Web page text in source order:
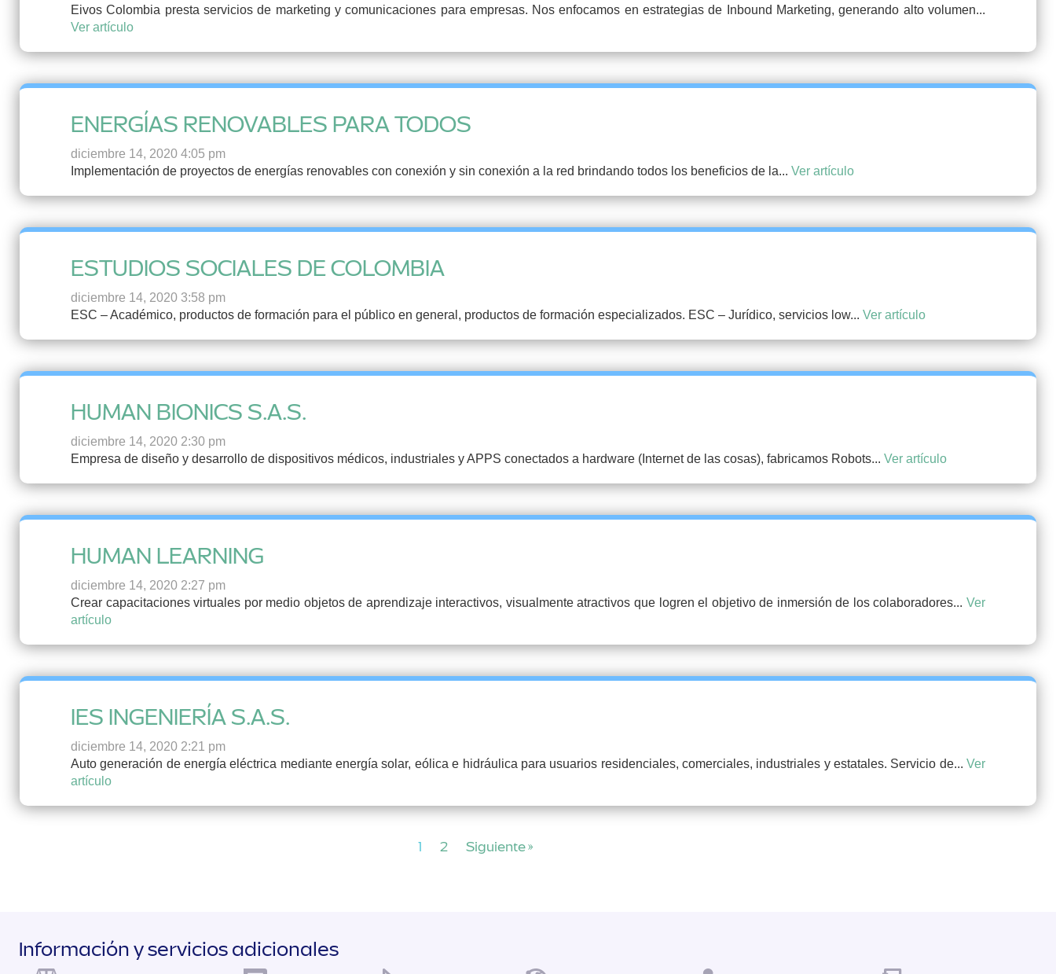
Eivos Colombia presta servicios de marketing y comunicaciones para empresas. Nos enfocamos en estrategias de Inbound Marketing, generando alto volumen...
Ver artículo
ENERGÍAS RENOVABLES PARA TODOS
diciembre 14, 2020 4:05 pm
Implementación de proyectos de energías renovables con conexión y sin conexión a la red brindando todos los beneficios de la... Ver artículo
ESTUDIOS SOCIALES DE COLOMBIA
diciembre 14, 2020 3:58 pm
ESC – Académico, productos de formación para el público en general, productos de formación especializados. ESC – Jurídico, servicios low... Ver artículo
HUMAN BIONICS S.A.S.
diciembre 14, 2020 2:30 pm
Empresa de diseño y desarrollo de dispositivos médicos, industriales y APPS conectados a hardware (Internet de las cosas), fabricamos Robots... Ver artículo
HUMAN LEARNING
diciembre 14, 2020 2:27 pm
Crear capacitaciones virtuales por medio objetos de aprendizaje interactivos, visualmente atractivos que logren el objetivo de inmersión de los colaboradores... Ver
artículo
IES INGENIERÍA S.A.S.
diciembre 14, 2020 2:21 pm
Auto generación de energía eléctrica mediante energía solar, eólica e hidráulica para usuarios residenciales, comerciales, industriales y estatales. Servicio de... Ver
artículo
1 2 Siguiente »
Información y servicios adicionales